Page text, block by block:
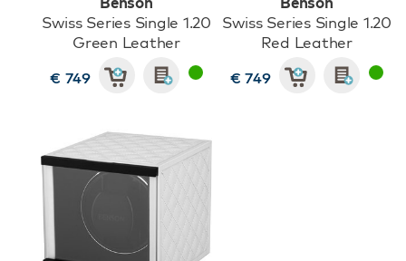
Swiss Series Single 1.20
Green Leather
€ 749
Swiss Series Single 1.20
Red Leather
€ 749